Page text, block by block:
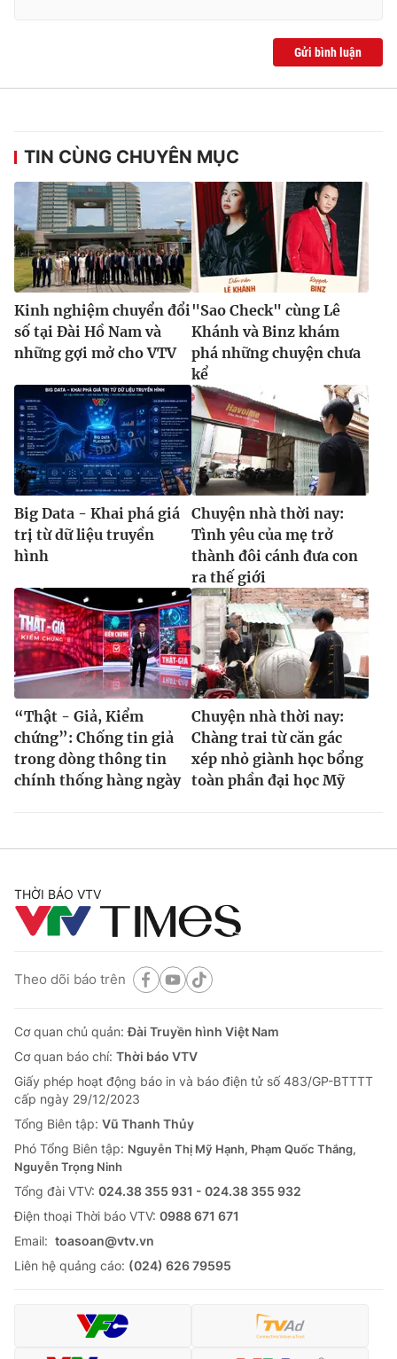
Gửi bình luận
TIN CÙNG CHUYÊN MỤC
Kinh nghiệm chuyển đổi
số tại Đài Hồ Nam và
những gợi mở cho VTV
"Sao Check" cùng Lê
Khánh và Binz khám
phá những chuyện chưa
kể
Big Data - Khai phá giá
trị từ dữ liệu truyền
hình
Chuyện nhà thời nay:
Tình yêu của mẹ trở
thành đôi cánh đưa con
ra thế giới
“Thật - Giả, Kiểm
chứng”: Chống tin giả
trong dòng thông tin
chính thống hàng ngày
Chuyện nhà thời nay:
Chàng trai từ căn gác
xép nhỏ giành học bổng
toàn phần đại học Mỹ
THỜI BÁO VTV
Theo dõi báo trên
Cơ quan chủ quản:Đài Truyền hình Việt Nam
Cơ quan báo chí: Thời báo VTV
Giấy phép hoạt động báo in và báo điện tử số 483/GP-BTTTT
cấp ngày 29/12/2023
Tổng Biên tập: Vũ Thanh Thủy
Phó Tổng Biên tập: Nguyễn Thị Mỹ Hạnh, Phạm Quốc Thắng,
Nguyễn Trọng Ninh
Tổng đài VTV: 024.38 355 931 - 024.38 355 932
Ðiện thoại Thời báo VTV: 0988 671 671
Email: toasoan@vtv.vn
Liên hệ quảng cáo: (024) 626 79595